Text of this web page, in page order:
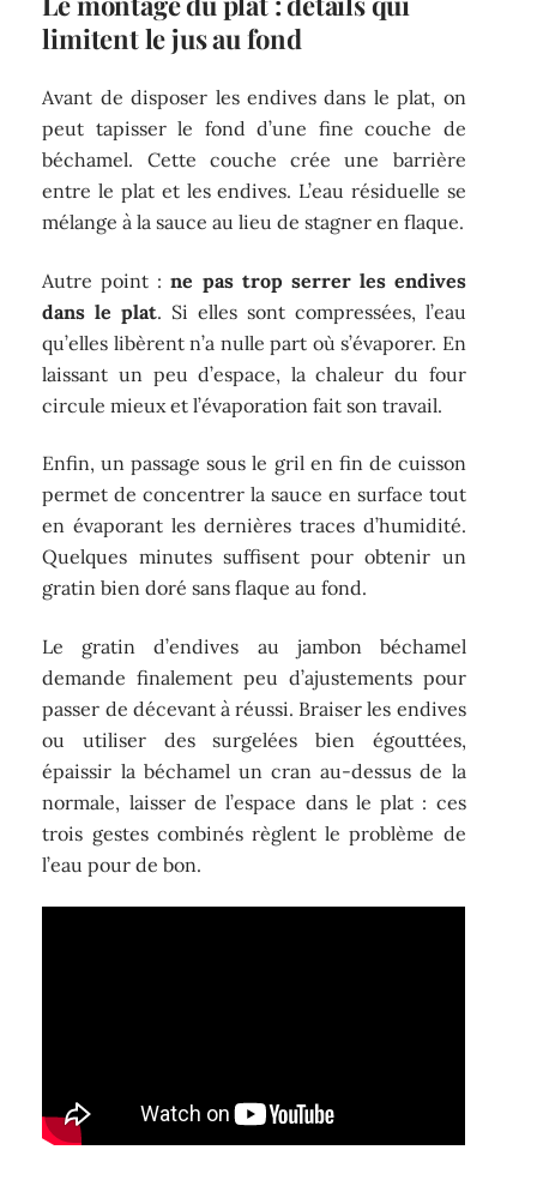
limitent le jus au fond
Avant de disposer les endives dans le plat, on
peut tapisser le fond d’une fine couche de
béchamel. Cette couche crée une barrière
entre le plat et les endives. L’eau résiduelle se
mélange à la sauce au lieu de stagner en flaque.
Autre point :ne pas trop serrer les endives
dans le plat. Si elles sont compressées, l’eau
qu’elles libèrent n’a nulle part où s’évaporer. En
laissant un peu d’espace, la chaleur du four
circule mieux et l’évaporation fait son travail.
Enfin, un passage sous le gril en fin de cuisson
permet de concentrer la sauce en surface tout
en évaporant les dernières traces d’humidité.
Quelques minutes suffisent pour obtenir un
gratin bien doré sans flaque au fond.
Le gratin d’endives au jambon béchamel
demande finalement peu d’ajustements pour
passer de décevant à réussi. Braiser les endives
ou utiliser des surgelées bien égouttées,
épaissir la béchamel un cran au-dessus de la
normale, laisser de l’espace dans le plat : ces
trois gestes combinés règlent le problème de
l’eau pour de bon.